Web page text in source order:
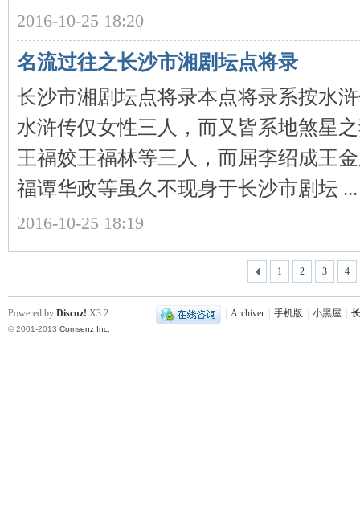
2016-10-25 18:20
名流过往之长沙市湘剧坛点将录
长沙市湘剧坛点将录本点将录系按水
水浒传仅女性三人，而又皆系地煞星
王福姣王福林等三人，而屈李绍成王
福谭华政等虽久不现身于长沙市剧坛 ...
2016-10-25 18:19
1 2 3 4
Archiver 手机版 小黑屋
Powered by Discuz! X3.2
© 2001-2013 Comsenz Inc.